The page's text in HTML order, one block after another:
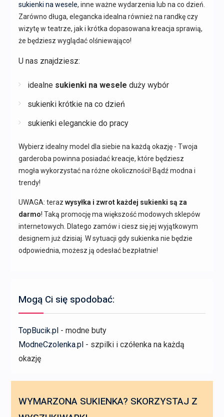
sukienki na wesele, inne ważne wydarzenia lub na co dzień.
Zarówno długa, elegancka idealna również na randkę czy
wizytę w teatrze, jak i krótka dopasowana kreacja sprawią,
że będziesz wyglądać olśniewająco!
U nas znajdziesz:
idealne sukienki na wesele duży wybór
sukienki krótkie na co dzień
sukienki eleganckie do pracy
Wybierz idealny model dla siebie na każdą okazję - Twoja
garderoba powinna posiadać kreacje, które będziesz
mogła wykorzystać na różne okoliczności! Bądź modna i
trendy!
UWAGA: teraz wysyłka i zwrot każdej sukienki są za
darmo! Taką promocję ma większość modowych sklepów
internetowych. Dlatego zamów i ciesz się jej wyjątkowym
designem już dzisiaj. W sytuacji gdy sukienka nie będzie
odpowiednia, możesz ją odesłać bezpłatnie!
Mogą Ci się spodobać:
TopBucik.pl- modne buty
ModneCzolenka.pl- szpilki i czółenka na każdą
okazję
WYMARZONA SUKIENKA? SKORZYSTAJ Z